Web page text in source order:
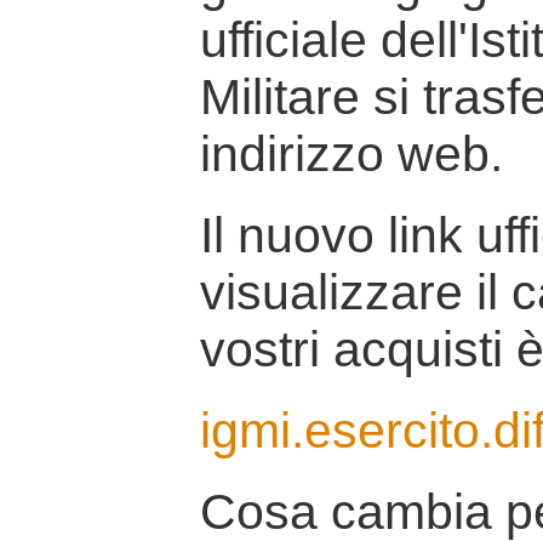
ufficiale
Militare si
indirizzo web.
Il nuovo link
visualizzare il
vostri acquisti
Cosa cambia